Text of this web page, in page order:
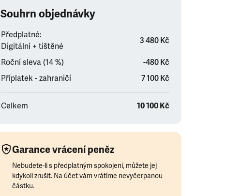
Souhrn objednávky
Předplatné:
Digitální + tištěné
3 480 Kč
Roční sleva (14 %)
-480 Kč
Příplatek - zahraničí
7 100 Kč
Celkem 10 100 Kč
Garance vrácení peněz
Nebudete-li s předplatným spokojeni, můžete jej
kdykoli zrušit. Na účet vám vrátíme nevyčerpanou
částku.